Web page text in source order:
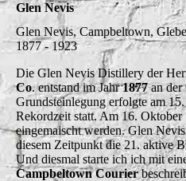
Glen Nevis
Glen Nevis, Campbeltown,
1877 - 1923
Die Glen Nevis Distillery der
Co. entstand im Jahr1877an der
Grundsteinlegung erfolgte am
Rekordzeit statt. Am 16. Oktober
eingemaischt werden. Glen
diesem Zeitpunkt die 21. aktive
Und diesmal starte ich ich mit
Campbeltown Courier